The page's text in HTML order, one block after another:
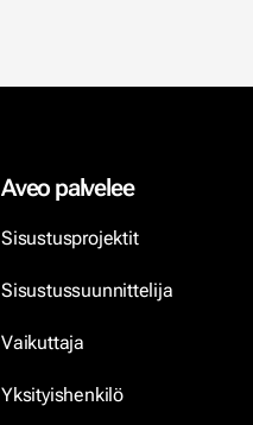
Aveo palvelee
Sisustusprojektit
Sisustussuunnittelija
Vaikuttaja
Yksityishenkilö